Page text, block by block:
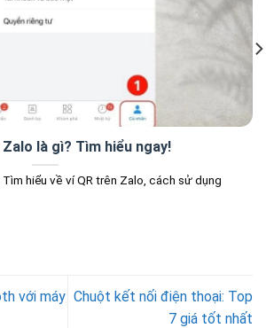
Zalo là gì? Tìm hiểu ngay!
Tìm hiểu về ví QR trên Zalo, cách sử dụng
với máy Chuột kết nối điện thoại: Top
7 giá tốt nhất